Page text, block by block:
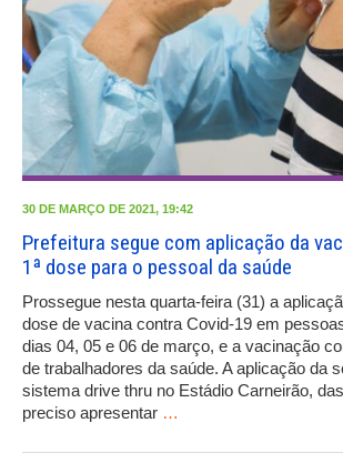
30 DE MARÇO DE 2021, 19:42
Prefeitura segue com aplicação da
1ª dose para o pessoal da saúde
Prossegue nesta quarta-feira (31) a
dose de vacina contra Covid-19 em
dias 04, 05 e 06 de março, e a vacinação
de trabalhadores da saúde. A aplicação da
sistema drive thru no Estádio Carneirão,
preciso apresentar …